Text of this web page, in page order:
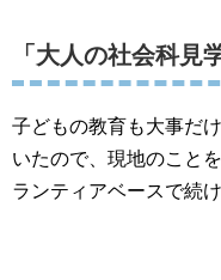
「大人の社会科見
子どもの教育も大事だ
いたので、現地のこと
ランティアベースで続け